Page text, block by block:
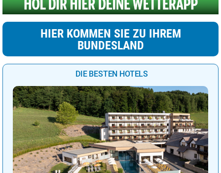
HIER KOMMEN SIE ZU IHREM
BUNDESLAND
DIE BESTEN HOTELS